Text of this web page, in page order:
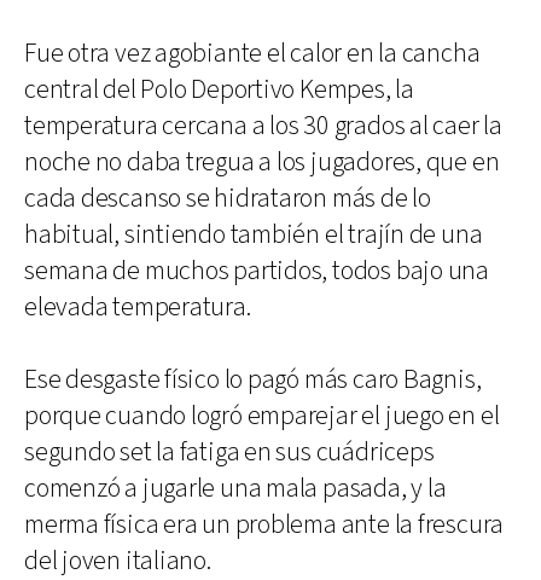
Fue otra vez agobiante el calor en la cancha
central del Polo Deportivo Kempes, la
temperatura cercana a los 30 grados al caer la
noche no daba tregua a los jugadores, que en
cada descanso se hidrataron más de lo
habitual, sintiendo también el trajín de una
semana de muchos partidos, todos bajo una
elevada temperatura.
Ese desgaste físico lo pagó más caro Bagnis,
porque cuando logró emparejar el juego en el
segundo set la fatiga en sus cuádriceps
comenzó a jugarle una mala pasada, y la
merma física era un problema ante la frescura
del joven italiano.